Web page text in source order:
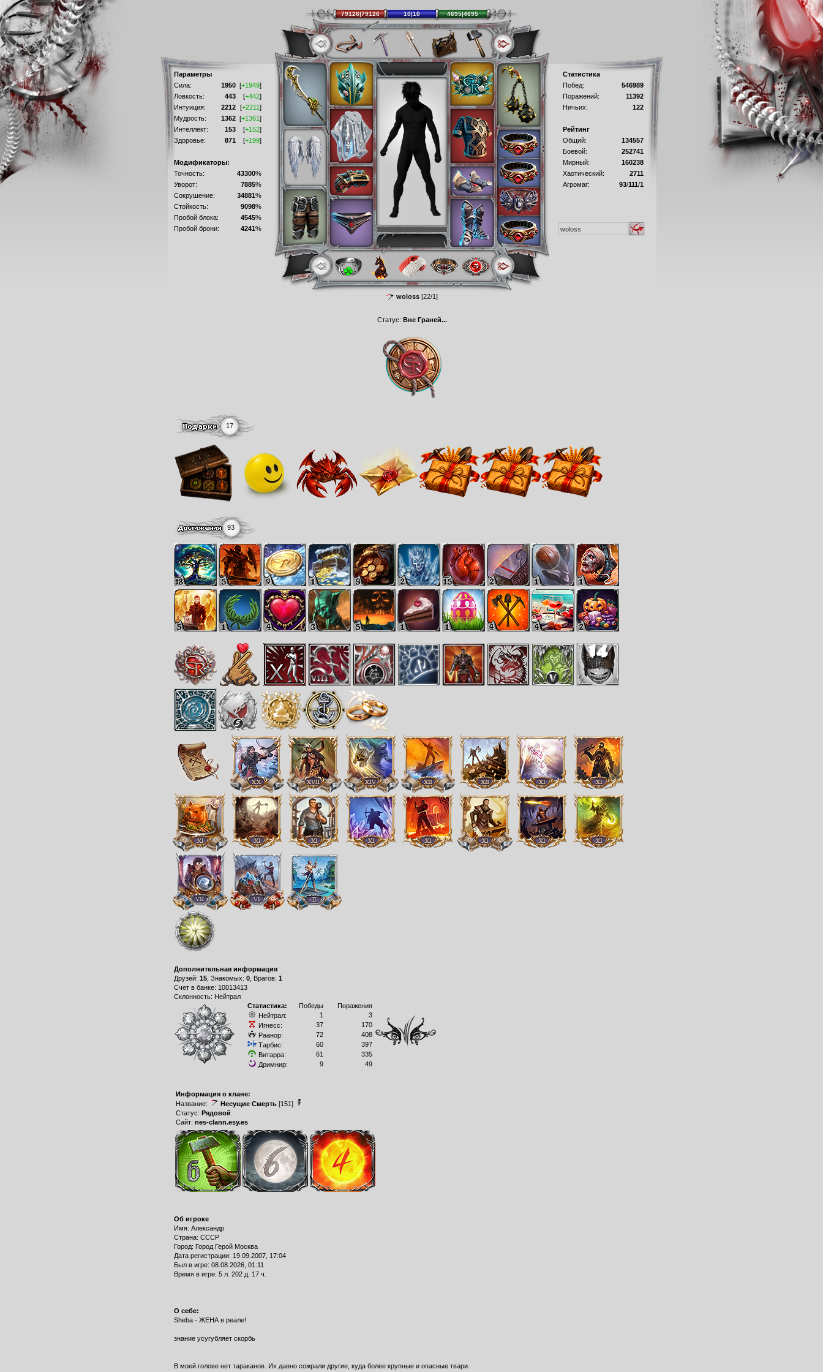
Параметры
Сила:
1950 [+1949]
Ловкость:
443 [+442]
Интуиция:
2212 [+2211]
Мудрость:
1362 [+1361]
Интеллект:
153 [+152]
Здоровье:
871 [+199]
Модификаторы:
Точность:
43300%
Уворот:
7885%
Сокрушение:
34881%
Стойкость:
9098%
Пробой блока:
4545%
Пробой брони:
4241%
Статистика
Побед:
546989
Поражений:
11392
Ничьих:
122
Рейтинг
Общий:
134557
Боевой:
252741
Мирный:
160238
Хаотический:
2711
Агромаг:
93/111/1
Статус: Вне Граней...
17
93
Дополнительная информация
Друзей: 15, Знакомых: 0, Врагов: 1
Счет в банке: 10013413
Склонность: Нейтрал
Статистика:
Победы
Поражения
Нейтрал:
1
3
Игнесс:
37
170
Раанор:
72
408
Тарбис:
60
397
Витарра:
61
335
Дримнир:
9 49
Информация о клане:
Название:
Несущие Смерть[151]
Статус: Рядовой
Сайт: nes-clann.esy.es
Об игроке
Имя: Александр
Страна: СССР
Город: Город Герой Москва
Дата регистрации: 19.09.2007, 17:04
Был в игре: 08.08.2026, 01:11
Время в игре: 5 л. 202 д. 17 ч.
О себе:
Sheba - ЖЕНА в реале!
знание усугубляет скорбь
В моей голове нет тараканов. Их давно сожрали другие, куда более крупные и опасные твари.
79126|79126 10|10 4695|4695
woloss [22/1]